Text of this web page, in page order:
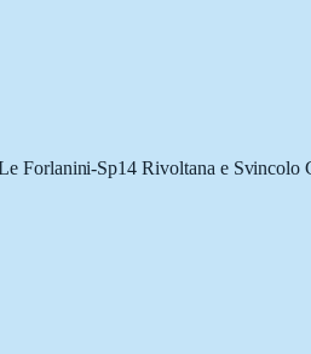
Forlanini-Sp14 Rivoltana e